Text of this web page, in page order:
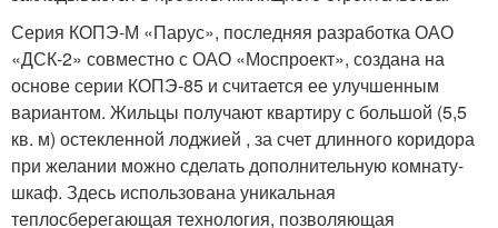
Серия КОПЭ-М «Парус», последняя разработка ОАО
«ДСК-2» совместно с ОАО «Моспроект», создана на
основе серии КОПЭ-85 и считается ее улучшенным
вариантом. Жильцы получают квартиру с большой (5,5
кв. м) остекленной лоджией , за счет длинного коридора
при желании можно сделать дополнительную комнату-
шкаф. Здесь использована уникальная
теплосберегающая технология, позволяющая